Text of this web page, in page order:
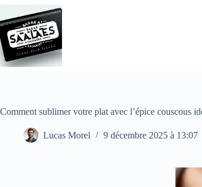
contenu
Comment sublimer votre plat avec l’épice couscous
Lucas Morel 9 décembre 2025 à 13:07